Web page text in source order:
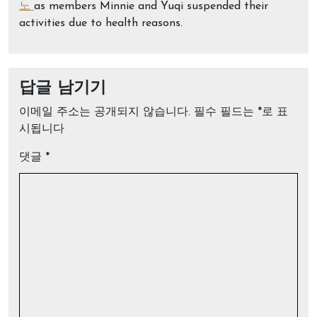
노 as members Minnie and Yuqi suspended their
activities due to health reasons.
답글 남기기
이메일 주소는 공개되지 않습니다. 필수 필드는 *로 표
시됩니다
댓글 *